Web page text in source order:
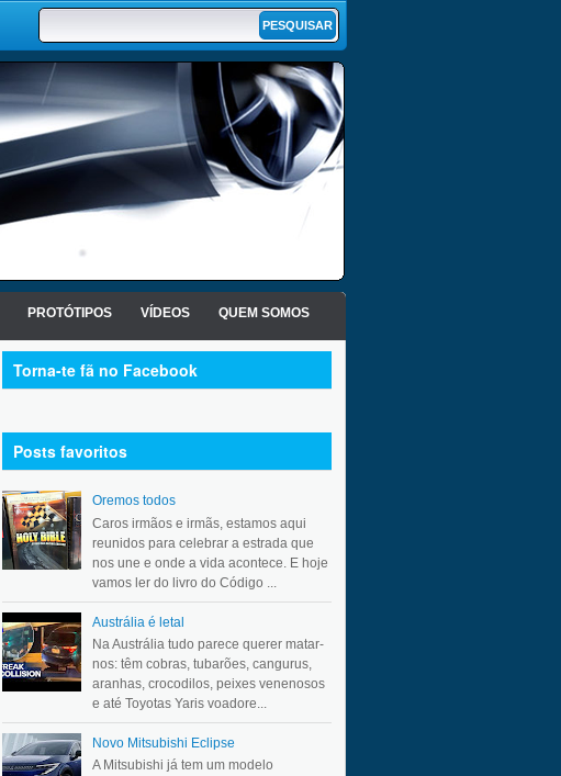
PROTÓTIPOS VÍDEOS QUEM SOMOS
Torna-te fã no Facebook
Posts favoritos
Oremos todos
Caros irmãos e irmãs, estamos aqui
reunidos para celebrar a estrada que
nos une e onde a vida acontece. E hoje
vamos ler do livro do Código ...
Austrália é letal
Na Austrália tudo parece querer matar-
nos: têm cobras, tubarões, cangurus,
aranhas, crocodilos, peixes venenosos
e até Toyotas Yaris voadore...
Novo Mitsubishi Eclipse
A Mitsubishi já tem um modelo